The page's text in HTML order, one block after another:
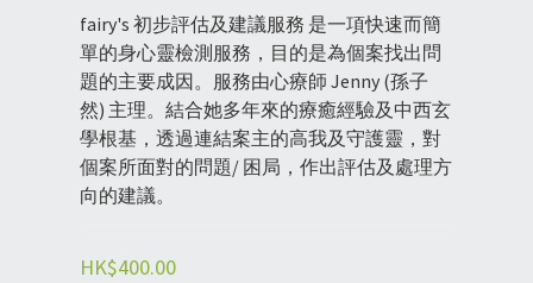
fairy's 初步評估及建議服務 是一項快速而簡
單的身心靈檢測服務，目的是為個案找出問
題的主要成因。服務由心療師 Jenny (孫子
然) 主理。結合她多年來的療癒經驗及中西玄
學根基，透過連結案主的高我及守護靈，對
個案所面對的問題/ 困局，作出評估及處理方
向的建議。
HK$400.00